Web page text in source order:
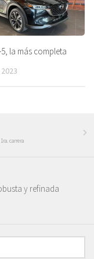
la más completa
carrera
y refinada